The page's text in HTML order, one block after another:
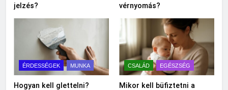
jelzés?
vérnyomás?
ÉRDESSÉGEK MUNKA
Hogyan kell glettelni?
CSALÁD EGÉSZSÉG
Mikor kell büfiztetni a